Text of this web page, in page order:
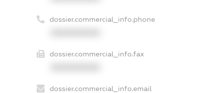
dossier.commercial_info.phone
dossier.commercial_info.fax
dossier.commercial_info.email